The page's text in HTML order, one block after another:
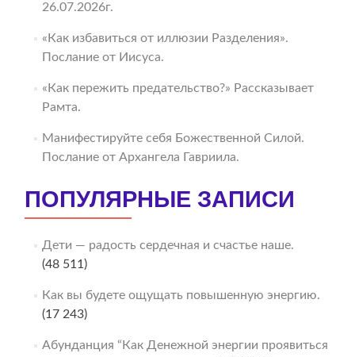
26.07.2026г.
«Как избавиться от иллюзии Разделения».
Послание от Иисуса.
«Как пережить предательство?» Рассказывает
Рамта.
Манифестируйте себя Божественной Силой.
Послание от Архангела Гавриила.
ПОПУЛЯРНЫЕ ЗАПИСИ
Дети — радость сердечная и счастье наше.
(48 511)
Как вы будете ощущать повышенную энергию.
(17 243)
Абунданция “Как Денежной энергии проявиться